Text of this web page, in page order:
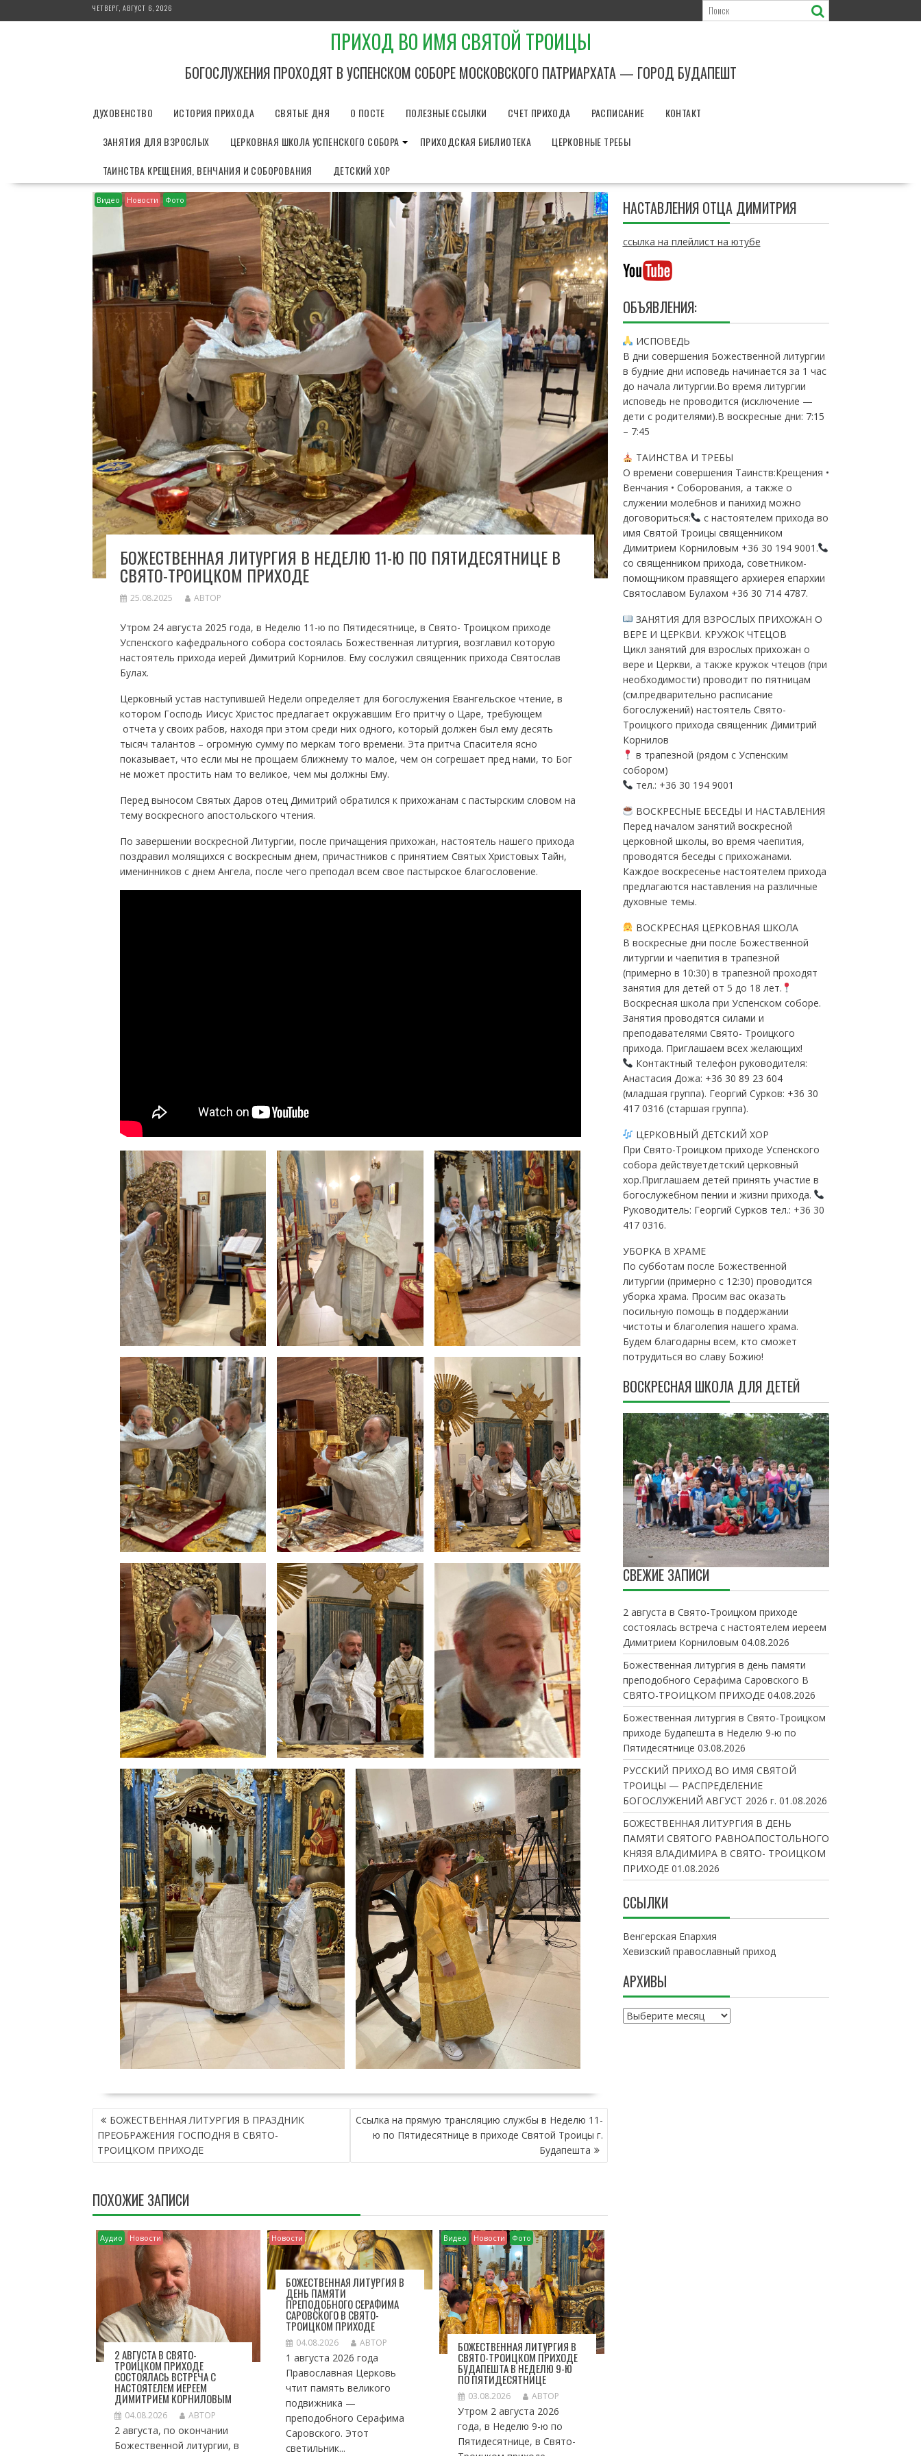
е
ЧЕТВЕРГ, АВГУСТ 6, 2026
ПРИХОД ВО ИМЯ СВЯТОЙ ТРОИЦЫ
БОГОСЛУЖЕНИЯ ПРОХОДЯТ В УСПЕНСКОМ СОБОРЕ МОСКОВСКОГО ПАТРИАРХАТА — ГОРОД БУДАПЕШТ
ДУХОВЕНСТВО ИСТОРИЯ ПРИХОДА СВЯТЫЕ ДНЯ О ПОСТЕ ПОЛЕЗНЫЕ ССЫЛКИ СЧЕТ ПРИХОДА РАСПИСАНИЕ
КОНТАКТ
ЗАНЯТИЯ ДЛЯ ВЗРОСЛЫХ
ЦЕРКОВНАЯ ШКОЛА УСПЕНСКОГО СОБОРА ПРИХОДСКАЯ БИБЛИОТЕКА
ЦЕРКОВНЫЕ ТРЕБЫ
ТАИНСТВА КРЕЩЕНИЯ, ВЕНЧАНИЯ И СОБОРОВАНИЯ
ДЕТСКИЙ ХОР
Видео Новости Фото
БОЖЕСТВЕННАЯ ЛИТУРГИЯ В НЕДЕЛЮ 11-Ю ПО ПЯТИДЕСЯТНИЦЕ В
СВЯТО-ТРОИЦКОМ ПРИХОДЕ
25.08.2025 АВТОР
Утром 24 августа 2025 года, в Неделю 11-ю по Пятидесятнице, в Свято- Троицком приходе
Успенского кафедрального собора состоялась Божественная литургия, возглавил которую
настоятель прихода иерей Димитрий Корнилов. Ему сослужил священник прихода Святослав
Булах.
Церковный устав наступившей Недели определяет для богослужения Евангельское чтение, в
котором Господь Иисус Христос предлагает окружавшим Его притчу о Царе, требующем
отчета у своих рабов, находя при этом среди них одного, который должен был ему десять
тысяч талантов – огромную сумму по меркам того времени. Эта притча Спасителя ясно
показывает, что если мы не прощаем ближнему то малое, чем он согрешает пред нами, то Бог
не может простить нам то великое, чем мы должны Ему.
Перед выносом Святых Даров отец Димитрий обратился к прихожанам с пастырским словом на
тему воскресного апостольского чтения.
По завершении воскресной Литургии, после причащения прихожан, настоятель нашего прихода
поздравил молящихся с воскресным днем, причастников с принятием Святых Христовых Тайн,
именинников с днем Ангела, после чего преподал всем свое пастырское благословение.
Н
А
В
И
А
Ц
И
Я
П
З
И
С
Я
БОЖЕСТВЕННАЯ ЛИТУРГИЯ В ПРАЗДНИК
ПРЕОБРАЖЕНИЯ ГОСПОДНЯ В СВЯТО-
ТРОИЦКОМ ПРИХОДЕ
Ссылка на прямую трансляцию службы в Неделю 11-
ю по Пятидесятнице в приходе Святой Троицы г.
Будапешта
ПОХОЖИЕ ЗАПИСИ
Аудио Новости
2 АВГУСТА В СВЯТО-
ТРОИЦКОМ ПРИХОДЕ
СОСТОЯЛАСЬ ВСТРЕЧА С
НАСТОЯТЕЛЕМ ИЕРЕЕМ
ДИМИТРИЕМ КОРНИЛОВЫМ
04.08.2026 АВТОР
2 августа, по окончании
Божественной литургии, в
Новости
БОЖЕСТВЕННАЯ ЛИТУРГИЯ В
ДЕНЬ ПАМЯТИ
ПРЕПОДОБНОГО СЕРАФИМА
САРОВСКОГО В СВЯТО-
ТРОИЦКОМ ПРИХОДЕ
04.08.2026 АВТОР
1 августа 2026 года
Православная Церковь
чтит память великого
подвижника —
преподобного Серафима
Саровского. Этот
светильник...
Видео Новости Фото
БОЖЕСТВЕННАЯ ЛИТУРГИЯ В
СВЯТО-ТРОИЦКОМ ПРИХОДЕ
БУДАПЕШТА В НЕДЕЛЮ 9-Ю
ПО ПЯТИДЕСЯТНИЦЕ
03.08.2026 АВТОР
Утром 2 августа 2026
года, в Неделю 9-ю по
Пятидесятнице, в Свято-
НАСТАВЛЕНИЯ ОТЦА ДИМИТРИЯ
ссылка на плейлист на ютубе
ОБЪЯВЛЕНИЯ:
ИСПОВЕДЬ
В дни совершения Божественной литургии
в будние дни исповедь начинается за 1 час
до начала литургии.Во время литургии
исповедь не проводится (исключение —
дети с родителями).В воскресные дни: 7:15
– 7:45
ТАИНСТВА И ТРЕБЫ
О времени совершения Таинств:Крещения •
Венчания • Соборования, а также о
служении молебнов и панихид можно
договориться:
с настоятелем прихода во
имя Святой Троицы священником
Димитрием Корниловым +36 30 194 9001.
со священником прихода, советником-
помощником правящего архиерея епархии
Святославом Булахом +36 30 714 4787.
ЗАНЯТИЯ ДЛЯ ВЗРОСЛЫХ ПРИХОЖАН О
ВЕРЕ И ЦЕРКВИ. КРУЖОК ЧТЕЦОВ
Цикл занятий для взрослых прихожан о
вере и Церкви, а также кружок чтецов (при
необходимости) проводит по пятницам
(см.предварительно расписание
богослужений) настоятель Свято-
Троицкого прихода священник Димитрий
Корнилов
в трапезной (рядом с Успенским
собором)
тел.: +36 30 194 9001
ВОСКРЕСНЫЕ БЕСЕДЫ И НАСТАВЛЕНИЯ
Перед началом занятий воскресной
церковной школы, во время чаепития,
проводятся беседы с прихожанами.
Каждое воскресенье настоятелем прихода
предлагаются наставления на различные
духовные темы.
ВОСКРЕСНАЯ ЦЕРКОВНАЯ ШКОЛА
В воскресные дни после Божественной
литургии и чаепития в трапезной
(примерно в 10:30) в трапезной проходят
занятия для детей от 5 до 18 лет.
Воскресная школа при Успенском соборе.
Занятия проводятся силами и
преподавателями Свято- Троицкого
прихода. Приглашаем всех желающих!
Контактный телефон руководителя:
Анастасия Дожа: +36 30 89 23 604
(младшая группа). Георгий Сурков: +36 30
417 0316 (старшая группа).
ЦЕРКОВНЫЙ ДЕТСКИЙ ХОР
При Свято-Троицком приходе Успенского
собора действуетдетский церковный
хор.Приглашаем детей принять участие в
богослужебном пении и жизни прихода.
Руководитель: Георгий Сурков тел.: +36 30
417 0316.
УБОРКА В ХРАМЕ
По субботам после Божественной
литургии (примерно с 12:30) проводится
уборка храма. Просим вас оказать
посильную помощь в поддержании
чистоты и благолепия нашего храма.
Будем благодарны всем, кто сможет
потрудиться во славу Божию!
ВОСКРЕСНАЯ ШКОЛА ДЛЯ ДЕТЕЙ
СВЕЖИЕ ЗАПИСИ
2 августа в Свято-Троицком приходе
состоялась встреча с настоятелем иереем
Димитрием Корниловым 04.08.2026
Божественная литургия в день памяти
преподобного Серафима Саровского В
СВЯТО-ТРОИЦКОМ ПРИХОДЕ 04.08.2026
Божественная литургия в Свято-Троицком
приходе Будапешта в Неделю 9-ю по
Пятидесятнице 03.08.2026
РУССКИЙ ПРИХОД ВО ИМЯ СВЯТОЙ
ТРОИЦЫ — РАСПРЕДЕЛЕНИЕ
БОГОСЛУЖЕНИЙ АВГУСТ 2026 г. 01.08.2026
БОЖЕСТВЕННАЯ ЛИТУРГИЯ В ДЕНЬ
ПАМЯТИ СВЯТОГО РАВНОАПОСТОЛЬНОГО
КНЯЗЯ ВЛАДИМИРА В СВЯТО- ТРОИЦКОМ
ПРИХОДЕ 01.08.2026
ССЫЛКИ
Венгерская Епархия
Хевизский православный приход
АРХИВЫ
А